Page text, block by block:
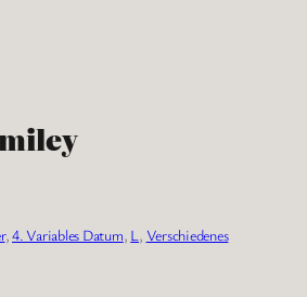
, 4. Variables Datum, L , Verschiedenes